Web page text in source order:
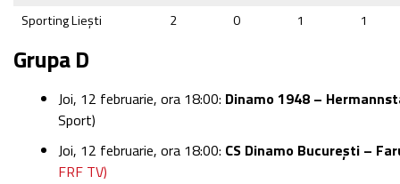
Sporting Liești
2 0 1 1
Grupa D
Joi, 12 februarie, ora 18:00: Dinamo 1948 –
Sport)
Joi, 12 februarie, ora 18:00: CS Dinamo București –
FRF TV)